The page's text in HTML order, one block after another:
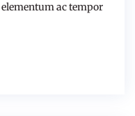
ac tempor